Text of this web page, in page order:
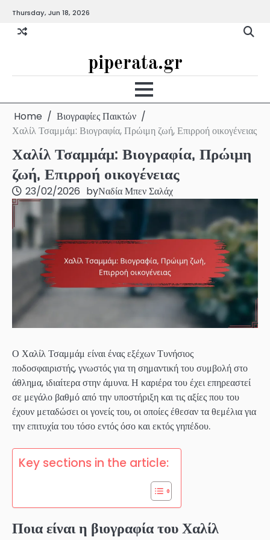
content
Thursday, Jun 18, 2026
piperata.gr
Home
Βιογραφίες Παικτών
Χαλίλ Τσαμμάμ: Βιογραφία, Πρώιμη ζωή, Επιρροή οικογένειας
Χαλίλ Τσαμμάμ: Βιογραφία, Πρώιμη
ζωή, Επιρροή οικογένειας
23/02/2026 byΝαδία Μπεν Σαλάχ
Ο Χαλίλ Τσαμμάμ είναι ένας εξέχων Τυνήσιος
ποδοσφαιριστής, γνωστός για τη σημαντική του συμβολή στο
άθλημα, ιδιαίτερα στην άμυνα. Η καριέρα του έχει επηρεαστεί
σε μεγάλο βαθμό από την υποστήριξη και τις αξίες που του
έχουν μεταδώσει οι γονείς του, οι οποίες έθεσαν τα θεμέλια για
την επιτυχία του τόσο εντός όσο και εκτός γηπέδου.
Key sections in the article:
Ποια είναι η βιογραφία του Χαλίλ